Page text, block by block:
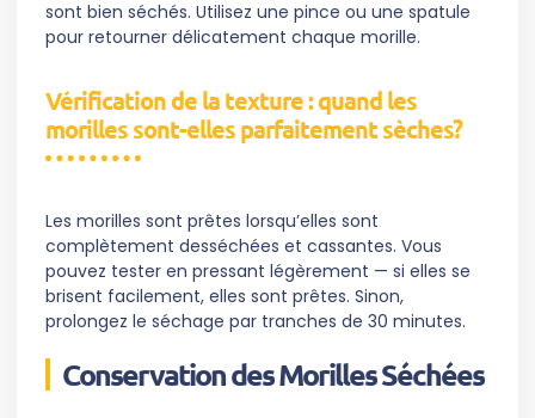
sont bien séchés. Utilisez une pince ou une spatule
pour retourner délicatement chaque morille.
Vérification de la texture : quand les
morilles sont-elles parfaitement sèches?
Les morilles sont prêtes lorsqu’elles sont
complètement desséchées et cassantes. Vous
pouvez tester en pressant légèrement — si elles se
brisent facilement, elles sont prêtes. Sinon,
prolongez le séchage par tranches de 30 minutes.
Conservation des Morilles Séchées